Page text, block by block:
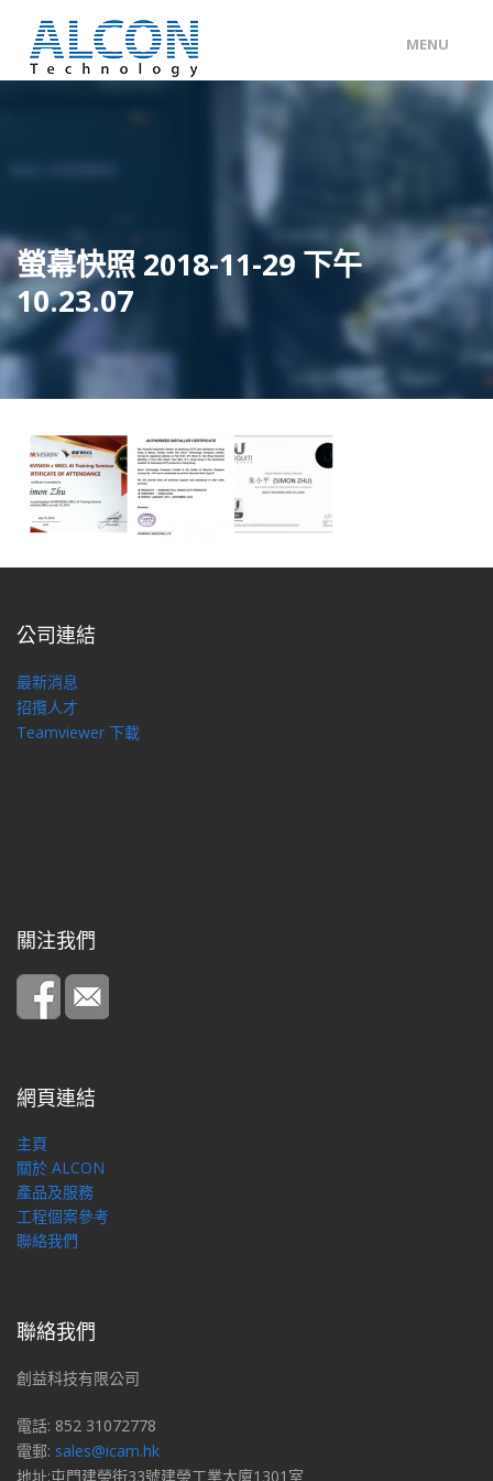
MENU
ENG / 中文
產品及服務
工程個案
聯絡我們
螢幕快照 2018-11-29 下午
10.23.07
公司連結
最新消息
招攬人才
Teamviewer 下載
關注我們
網頁連結
主頁
關於 ALCON
產品及服務
工程個案參考
聯絡我們
聯絡我們
創益科技有限公司
電話: 852 31072778
電郵: sales@icam.hk
地址:屯門建榮街33號建榮工業大廈1301室